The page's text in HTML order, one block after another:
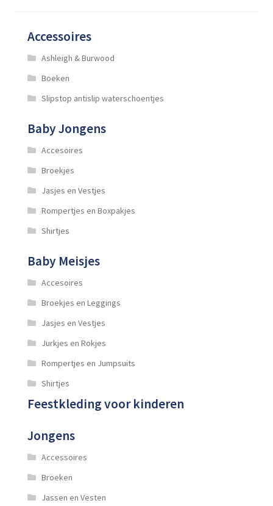
Accessoires
Ashleigh & Burwood
Boeken
Slipstop antislip waterschoentjes
Baby Jongens
Accesoires
Broekjes
Jasjes en Vestjes
Rompertjes en Boxpakjes
Shirtjes
Baby Meisjes
Accesoires
Broekjes en Leggings
Jasjes en Vestjes
Jurkjes en Rokjes
Rompertjes en Jumpsuits
Shirtjes
Feestkleding voor kinderen
Jongens
Accessoires
Broeken
Jassen en Vesten